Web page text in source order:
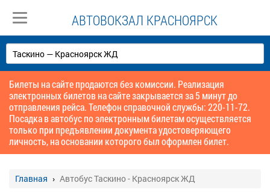
АВТОВОКЗАЛ КРАСНОЯРСК
Билеты на сайте продаются без комиссии. Реализация
электронных билетов на сайте закрывается за 5 минут до
отправления рейса. Телефон справочной службы: 220-11-72.
Посадка в автобус по электронным билетам осуществляется
только при предъявлении документа удостоверяющего
личность, на основании которого был оформлен билет.
Главная Автобус Таскино - Красноярск ЖД